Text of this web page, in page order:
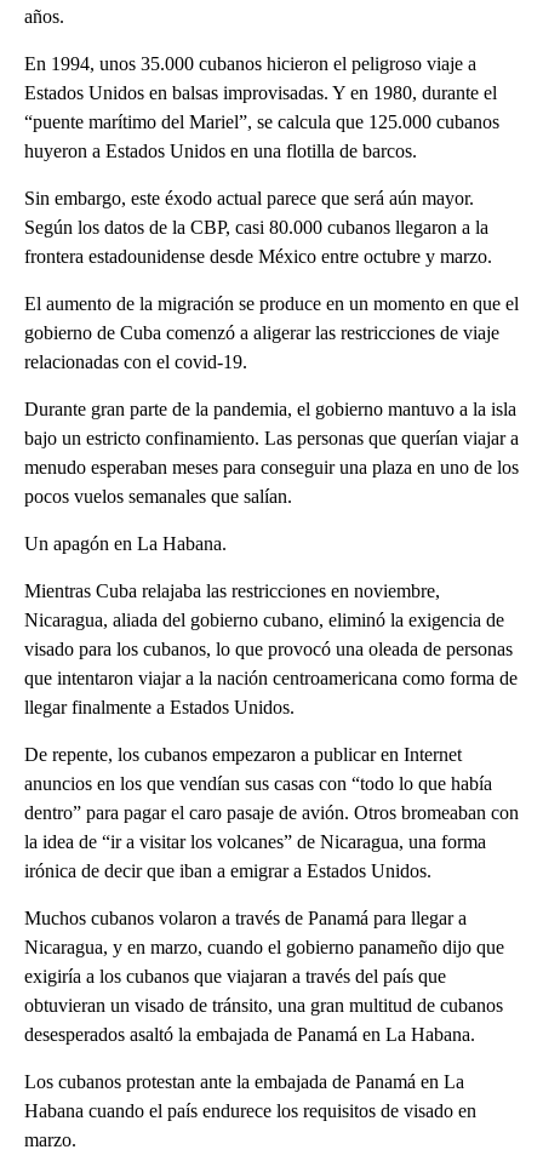
años.
En 1994, unos 35.000 cubanos hicieron el peligroso viaje a
Estados Unidos en balsas improvisadas. Y en 1980, durante el
“puente marítimo del Mariel”, se calcula que 125.000 cubanos
huyeron a Estados Unidos en una flotilla de barcos.
Sin embargo, este éxodo actual parece que será aún mayor.
Según los datos de la CBP, casi 80.000 cubanos llegaron a la
frontera estadounidense desde México entre octubre y marzo.
El aumento de la migración se produce en un momento en que el
gobierno de Cuba comenzó a aligerar las restricciones de viaje
relacionadas con el covid-19.
Durante gran parte de la pandemia, el gobierno mantuvo a la isla
bajo un estricto confinamiento. Las personas que querían viajar a
menudo esperaban meses para conseguir una plaza en uno de los
pocos vuelos semanales que salían.
Un apagón en La Habana.
Mientras Cuba relajaba las restricciones en noviembre,
Nicaragua, aliada del gobierno cubano, eliminó la exigencia de
visado para los cubanos, lo que provocó una oleada de personas
que intentaron viajar a la nación centroamericana como forma de
llegar finalmente a Estados Unidos.
De repente, los cubanos empezaron a publicar en Internet
anuncios en los que vendían sus casas con “todo lo que había
dentro” para pagar el caro pasaje de avión. Otros bromeaban con
la idea de “ir a visitar los volcanes” de Nicaragua, una forma
irónica de decir que iban a emigrar a Estados Unidos.
Muchos cubanos volaron a través de Panamá para llegar a
Nicaragua, y en marzo, cuando el gobierno panameño dijo que
exigiría a los cubanos que viajaran a través del país que
obtuvieran un visado de tránsito, una gran multitud de cubanos
desesperados asaltó la embajada de Panamá en La Habana.
Los cubanos protestan ante la embajada de Panamá en La
Habana cuando el país endurece los requisitos de visado en
marzo.